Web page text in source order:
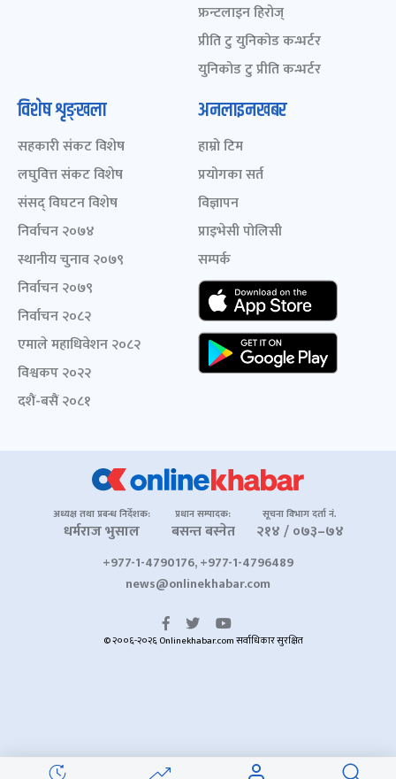
फ्रन्टलाइन हिरोज्
प्रीति टु युनिकोड कन्भर्टर
युनिकोड टु प्रीति कन्भर्टर
विशेष शृङ्खला
सहकारी संकट विशेष
लघुवित्त संकट विशेष
संसद् विघटन विशेष
निर्वाचन २०७४
स्थानीय चुनाव २०७९
निर्वाचन २०७९
निर्वाचन २०८२
एमाले महाधिवेशन २०८२
विश्वकप २०२२
दशैं-बसैं २०८१
अनलाइनखबर
हाम्रो टिम
प्रयोगका सर्त
विज्ञापन
प्राइभेसी पोलिसी
सम्पर्क
अध्यक्ष तथा प्रबन्ध निर्देशक:
धर्मराज भुसाल
प्रधान सम्पादक:
बसन्त बस्नेत
सूचना विभाग दर्ता नं.
२१४ / ०७३–७४
+977-1-4790176, +977-1-4796489
news@onlinekhabar.com
© २००६-२०२६ Onlinekhabar.com सर्वाधिकार सुरक्षित